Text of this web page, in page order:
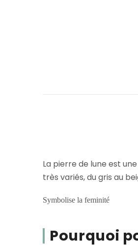
La pierre de lune est
très variés, du gris au
Symbolise la feminité
Pourquoi